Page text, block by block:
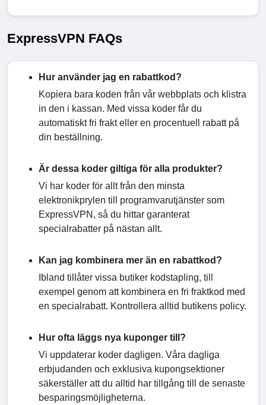
ExpressVPN FAQs
Hur använder jag en rabattkod?
Kopiera bara koden från vår webbplats och klistra
in den i kassan. Med vissa koder får du
automatiskt fri frakt eller en procentuell rabatt på
din beställning.
Är dessa koder giltiga för alla produkter?
Vi har koder för allt från den minsta
elektronikprylen till programvarutjänster som
ExpressVPN, så du hittar garanterat
specialrabatter på nästan allt.
Kan jag kombinera mer än en rabattkod?
Ibland tillåter vissa butiker kodstapling, till
exempel genom att kombinera en fri fraktkod med
en specialrabatt. Kontrollera alltid butikens policy.
Hur ofta läggs nya kuponger till?
Vi uppdaterar koder dagligen. Våra dagliga
erbjudanden och exklusiva kupongsektioner
säkerställer att du alltid har tillgång till de senaste
besparingsmöjligheterna.